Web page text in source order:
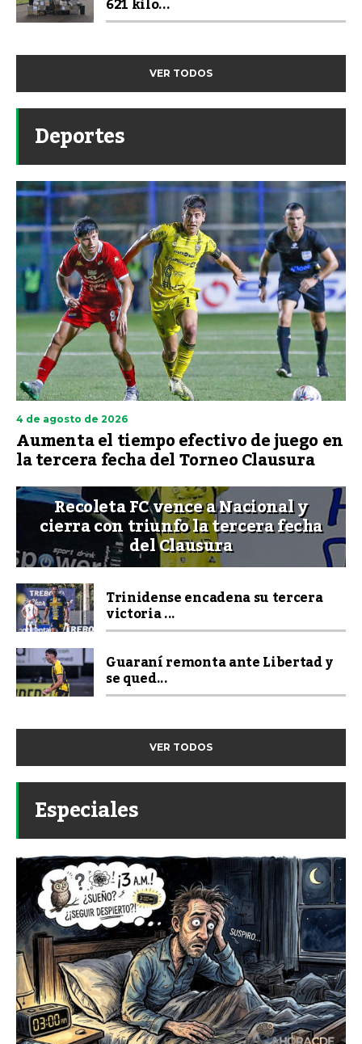
VER TODOS
Deportes
4 de agosto de 2026
Aumenta el tiempo efectivo de juego en
la tercera fecha del Torneo Clausura
Recoleta FC vence a Nacional y
cierra con triunfo la tercera fecha
del Clausura
Trinidense encadena su tercera
victoria ...
Guaraní remonta ante Libertad y
se qued...
VER TODOS
Especiales